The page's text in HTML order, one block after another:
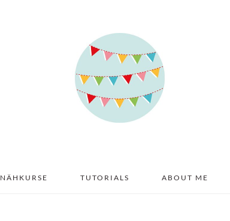
NÄHKURSE TUTORIALS ABOUT ME